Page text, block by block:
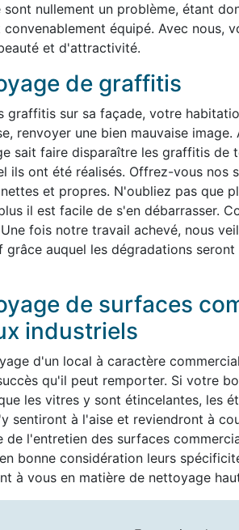
sont nullement un problème, étant
équipé. Avec nous,
et d'attractivité.
de graffitis
graffitis sur sa façade, votre
renvoyer une bien mauvaise
sait faire disparaître les graffitis de
ils ont été réalisés. Offrez-vous nos
et propres. N'oubliez pas que
il est facile de s'en débarrasser.
fois notre travail achevé, nous
grâce auquel les dégradations
de surfaces
industriels
d'un local à caractère
qu'il peut remporter. Si votre
les vitres y sont étincelantes, les
sentiront à l'aise et reviendront à
de l'entretien des surfaces
bonne considération leurs
à vous en matière de nettoyage